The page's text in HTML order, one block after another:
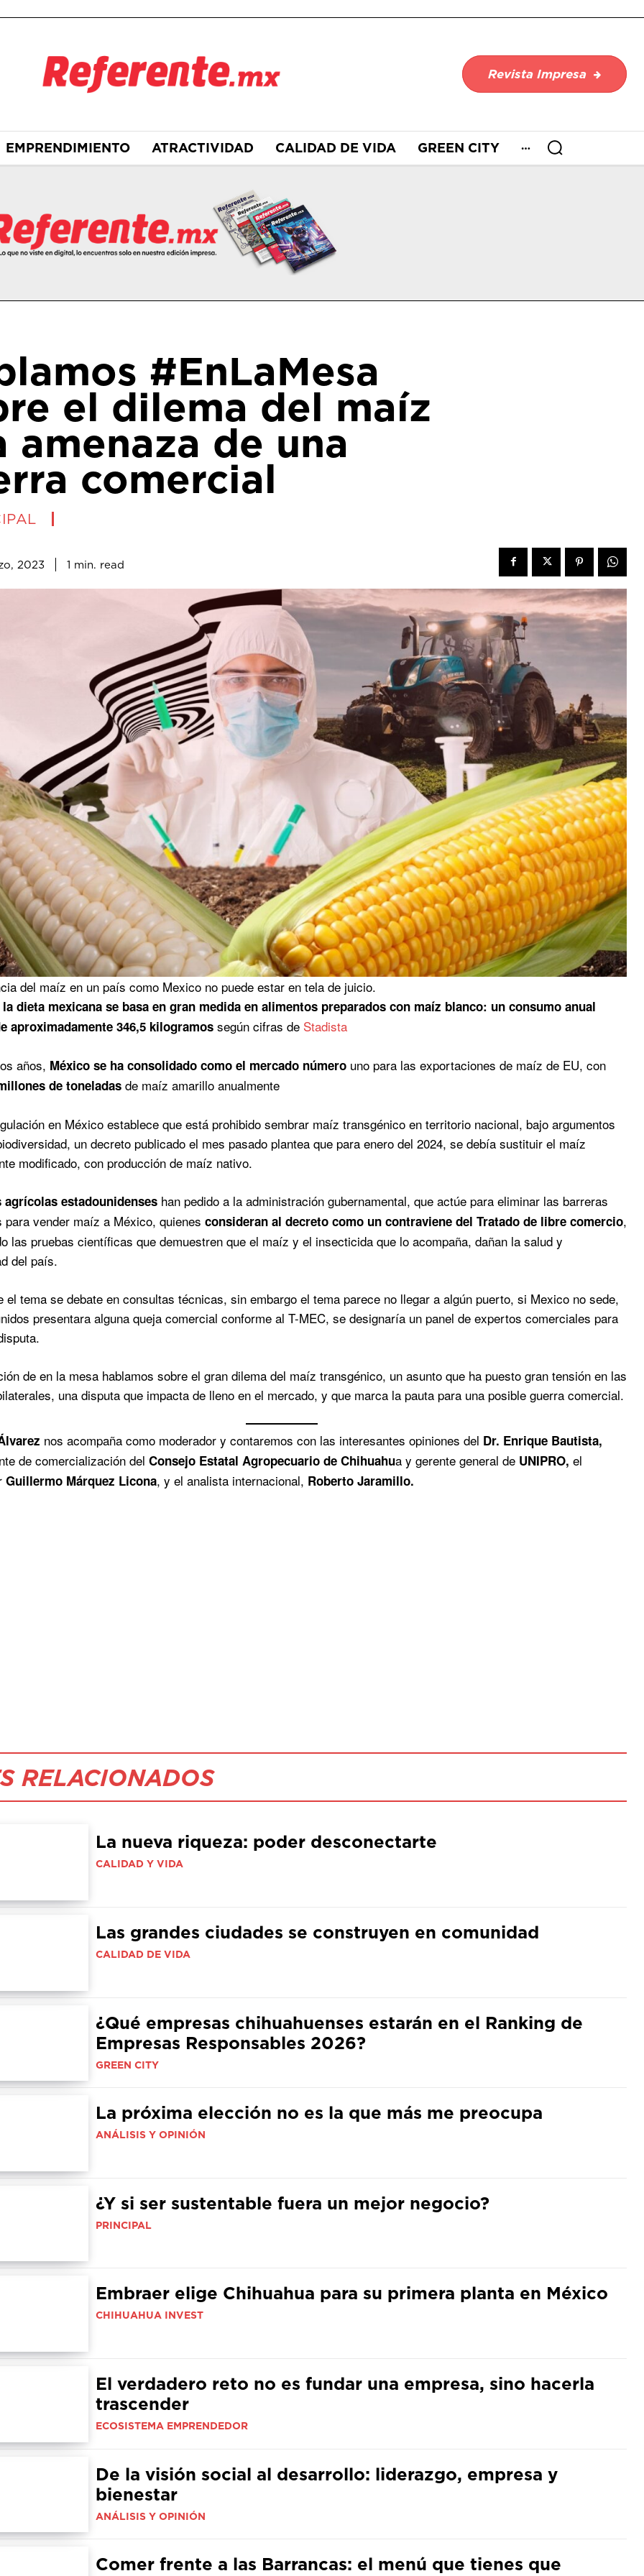
Revista Impresa
EMPRENDIMIENTO ATRACTIVIDAD CALIDAD DE VIDA GREEN CITY
#EnLaMesa
el dilema del maíz
amenaza de una
comercial
2023 1 min. read
del maíz en un país como Mexico no puede estar en tela de juicio.
la dieta mexicana se basa en gran medida en alimentos preparados con maíz blanco: un consumo anual
aproximadamente 346,5 kilogramos según cifras de Stadista
años, México se ha consolidado como el mercado número uno para las exportaciones de maíz de EU, con
de toneladas de maíz amarillo anualmente
en México establece que está prohibido sembrar maíz transgénico en territorio nacional, bajo argumentos
un decreto publicado el mes pasado plantea que para enero del 2024, se debía sustituir el maíz
modificado, con producción de maíz nativo.
estadounidenses han pedido a la administración gubernamental, que actúe para eliminar las barreras
para vender maíz a México, quienes consideran al decreto como un contraviene del Tratado de libre comercio,
las pruebas científicas que demuestren que el maíz y el insecticida que lo acompaña, dañan la salud y
del país.
el tema se debate en consultas técnicas, sin embargo el tema parece no llegar a algún puerto, si Mexico no sede,
presentara alguna queja comercial conforme al T-MEC, se designaría un panel de expertos comerciales para
de en la mesa hablamos sobre el gran dilema del maíz transgénico, un asunto que ha puesto gran tensión en las
una disputa que impacta de lleno en el mercado, y que marca la pauta para una posible guerra comercial.
nos acompaña como moderador y contaremos con las interesantes opiniones del Dr. Enrique Bautista,
de comercialización del Consejo Estatal Agropecuario de Chihuahua y gerente general de UNIPRO, el
Guillermo Márquez Licona, y el analista internacional, Roberto Jaramillo.
RELACIONADOS
La nueva riqueza: poder desconectarte
CALIDAD Y VIDA
Las grandes ciudades se construyen en comunidad
CALIDAD DE VIDA
¿Qué empresas chihuahuenses estarán en el Ranking de
Empresas Responsables 2026?
GREEN CITY
La próxima elección no es la que más me preocupa
ANÁLISIS Y OPINIÓN
¿Y si ser sustentable fuera un mejor negocio?
PRINCIPAL
Embraer elige Chihuahua para su primera planta en México
CHIHUAHUA INVEST
El verdadero reto no es fundar una empresa, sino hacerla
trascender
ECOSISTEMA EMPRENDEDOR
De la visión social al desarrollo: liderazgo, empresa y
bienestar
ANÁLISIS Y OPINIÓN
Comer frente a las Barrancas: el menú que tienes que